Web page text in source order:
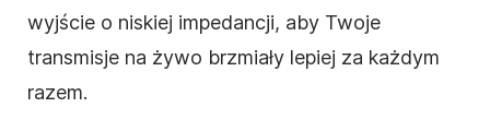
wyjście o niskiej impedancji, aby Twoje
transmisje na żywo brzmiały lepiej za każdym
razem.